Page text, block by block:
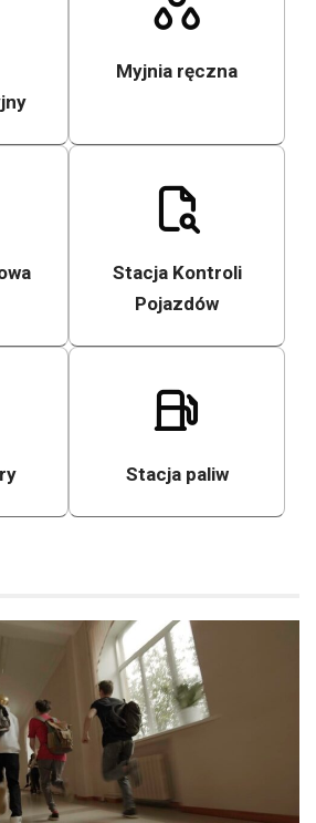
Myjnia ręczna
Stacja Kontroli
Pojazdów
Stacja paliw